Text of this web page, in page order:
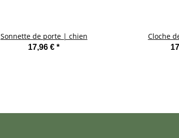
Sonnette de porte | chien
17,96 €*
Cloche